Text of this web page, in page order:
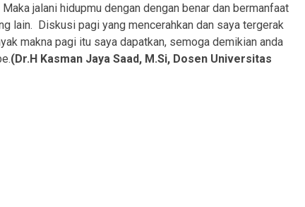
jalani hidupmu dengan dengan benar dan bermanfaat
lain. Diskusi pagi yang mencerahkan dan saya tergerak
makna pagi itu saya dapatkan, semoga demikian anda
(Dr.H Kasman Jaya Saad, M.Si, Dosen Universitas